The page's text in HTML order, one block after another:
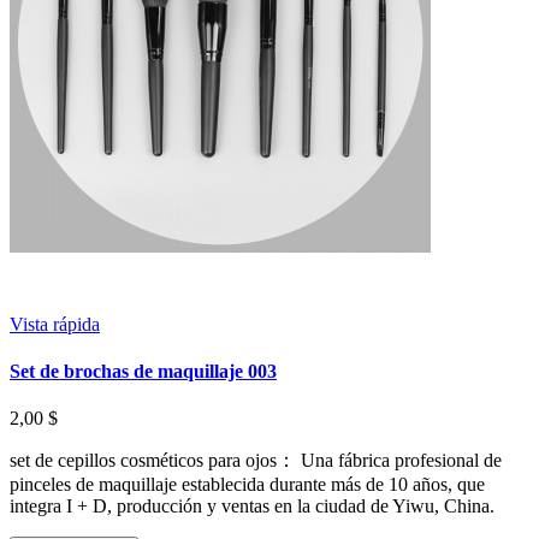
Vista rápida
Set de brochas de maquillaje 003
2,00 $
set de cepillos cosméticos para ojos： Una fábrica profesional de
pinceles de maquillaje establecida durante más de 10 años, que
integra I + D, producción y ventas en la ciudad de Yiwu, China.